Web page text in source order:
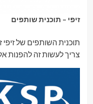
זיפי – תוכנית שותפים
תוכנית השותפים של
צריך לעשות זה להפנות